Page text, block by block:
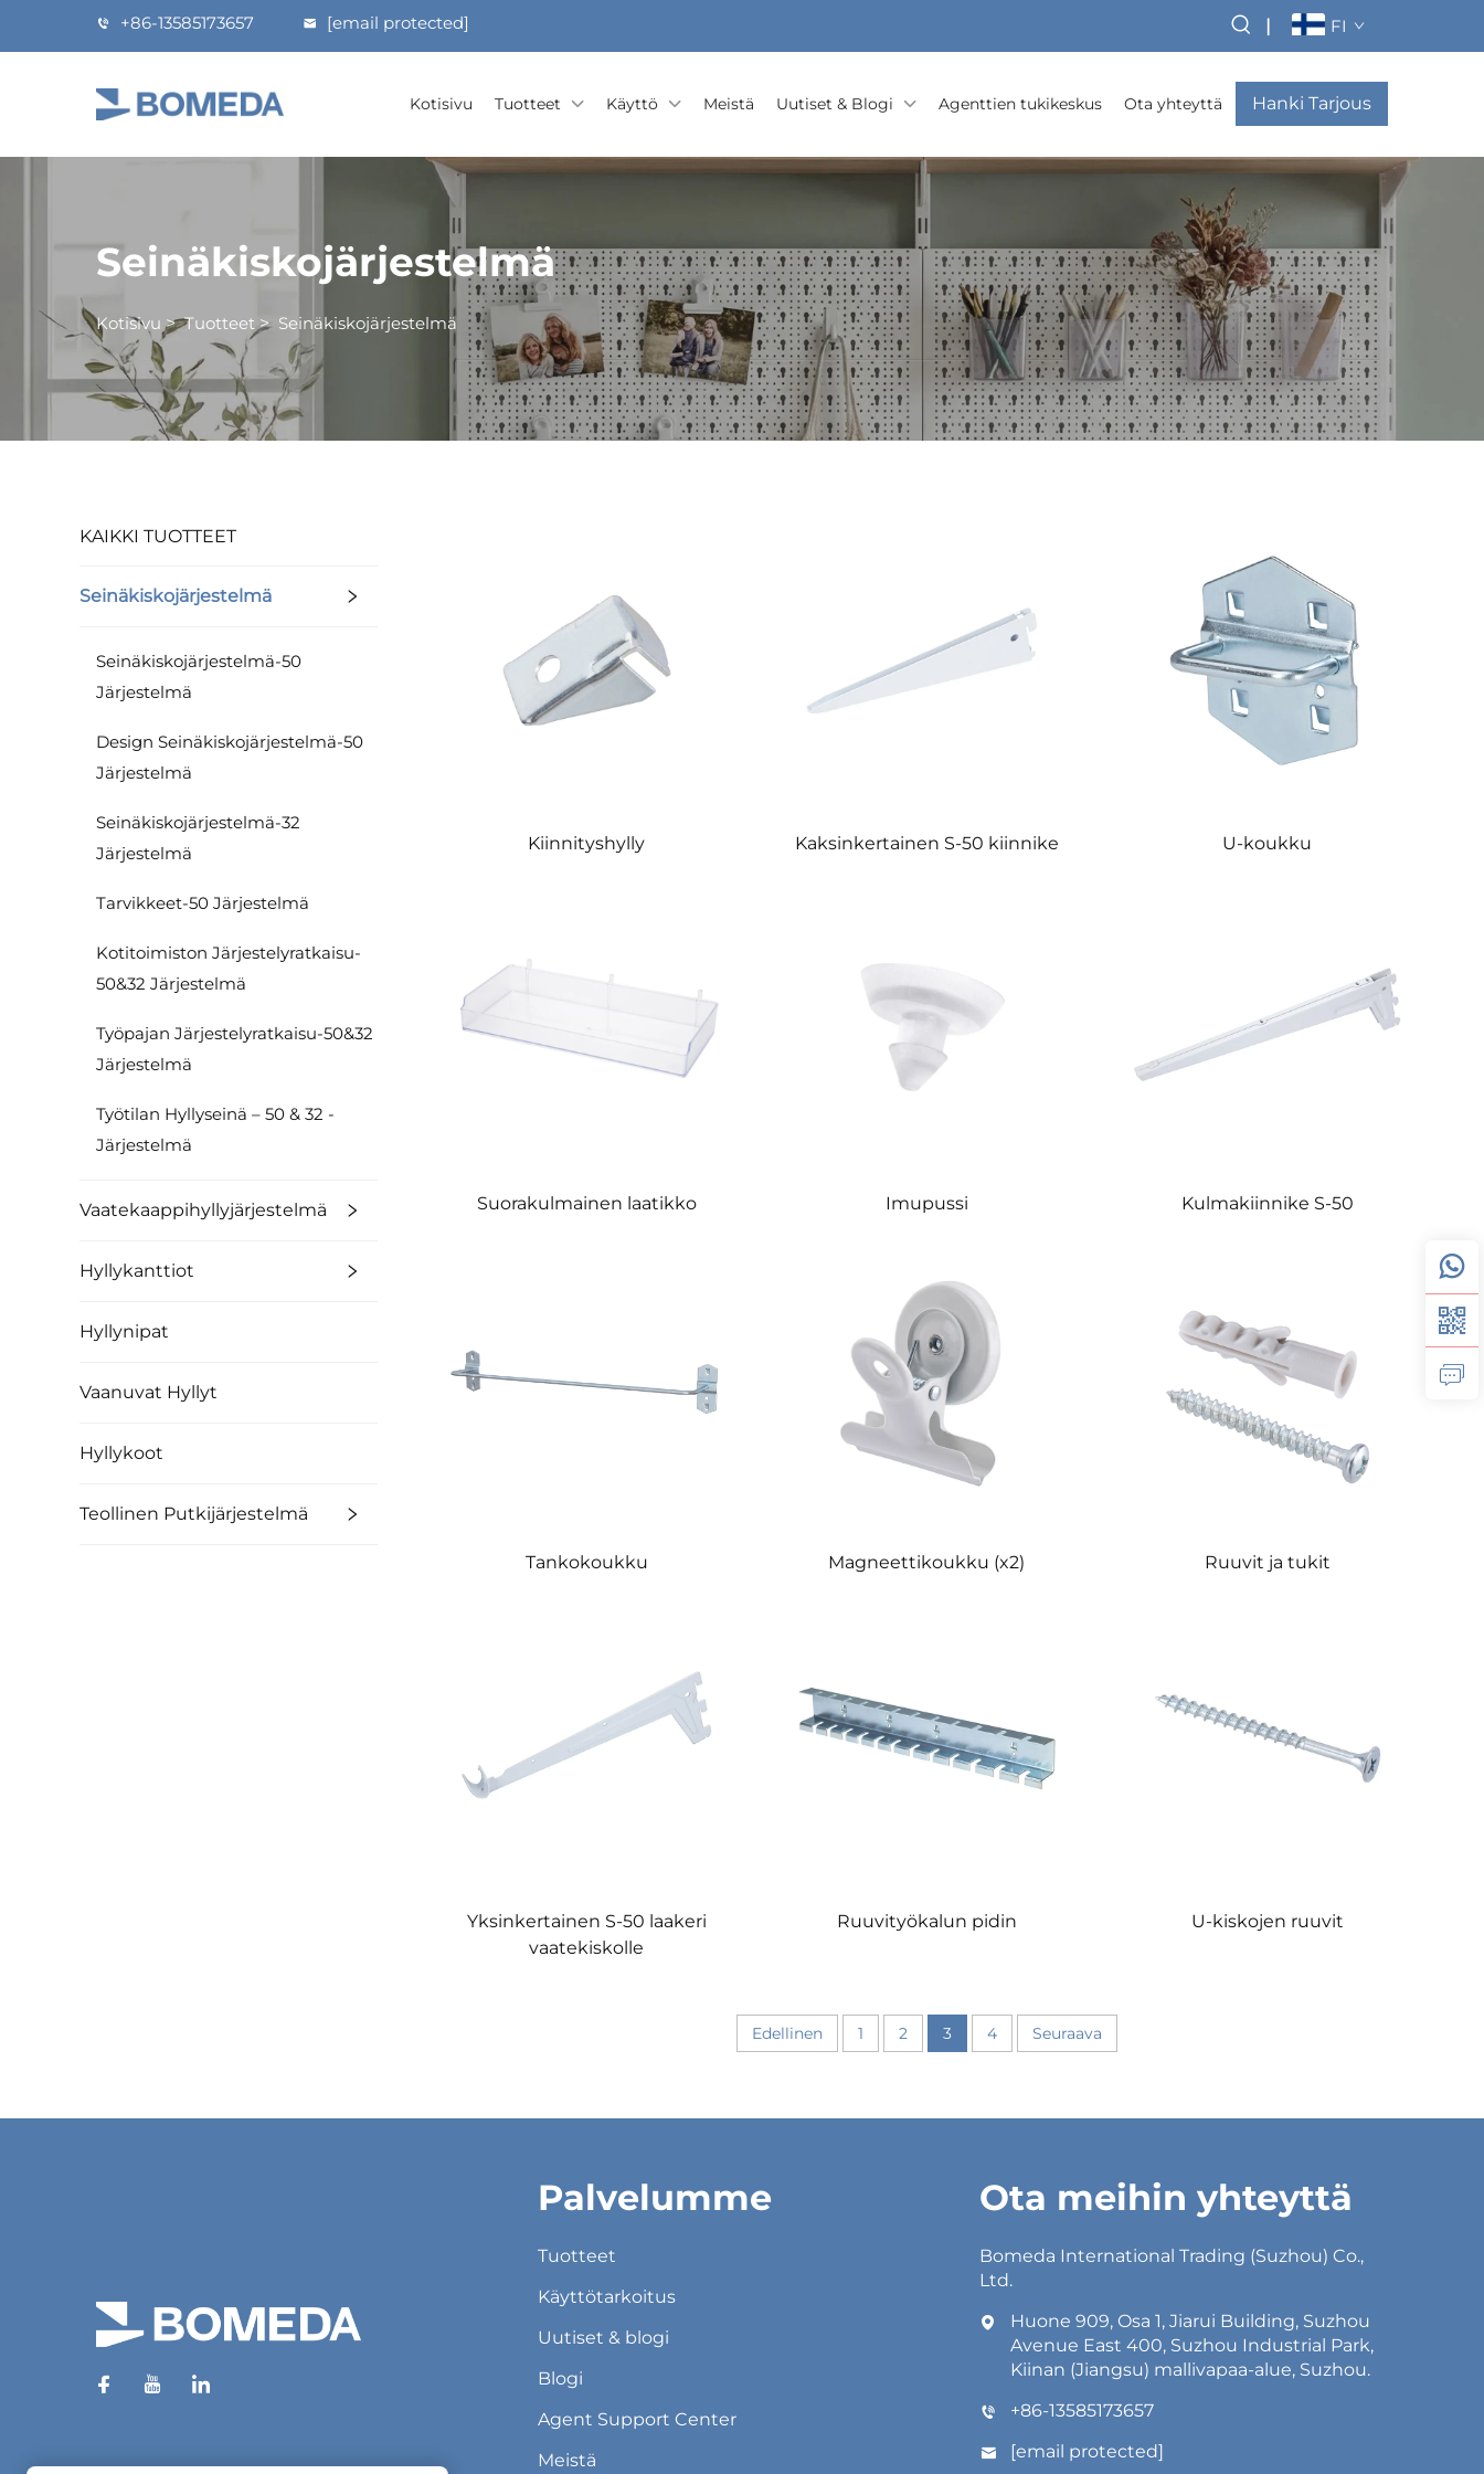
+86-13585173657 [email protected] | FI
Kotisivu Tuotteet Käyttö Meistä Uutiset & Blogi Agenttien tukikeskus Ota yhteyttä Hanki Tarjous
Seinäkiskojärjestelmä
Kotisivu >Tuotteet> Seinäkiskojärjestelmä
KAIKKI TUOTTEET
Seinäkiskojärjestelmä
Seinäkiskojärjestelmä-50
Järjestelmä
Design Seinäkiskojärjestelmä-50
Järjestelmä
Seinäkiskojärjestelmä-32
Järjestelmä
Tarvikkeet-50 Järjestelmä
Kotitoimiston Järjestelyratkaisu-
50&32 Järjestelmä
Työpajan Järjestelyratkaisu-50&32
Järjestelmä
Työtilan Hyllyseinä – 50 & 32 -
Järjestelmä
Vaatekaappihyllyjärjestelmä
Hyllykanttiot
Hyllynipat
Vaanuvat Hyllyt
Hyllykoot
Teollinen Putkijärjestelmä
Kiinnityshylly Kaksinkertainen S-50 kiinnike U-koukku
Suorakulmainen laatikko Imupussi Kulmakiinnike S-50
Tankokoukku Magneettikoukku (x2) Ruuvit ja tukit
Yksinkertainen S-50 laakeri
vaatekiskolle
Ruuvityökalun pidin U-kiskojen ruuvit
Edellinen 1 2 3 4 Seuraava
Palvelumme
Tuotteet
Käyttötarkoitus
Uutiset & blogi
Blogi
Agent Support Center
Meistä
Ota meihin yhteyttä
Bomeda International Trading (Suzhou) Co.,
Ltd.
Huone 909, Osa 1, Jiarui Building, Suzhou
Avenue East 400, Suzhou Industrial Park,
Kiinan (Jiangsu) mallivapaa-alue, Suzhou.
+86-13585173657
[email protected]